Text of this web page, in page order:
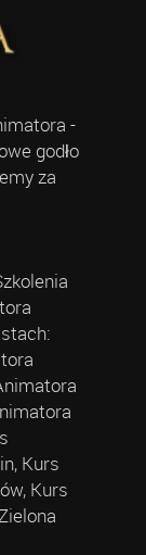
-
godło
za
Kurs
Kurs